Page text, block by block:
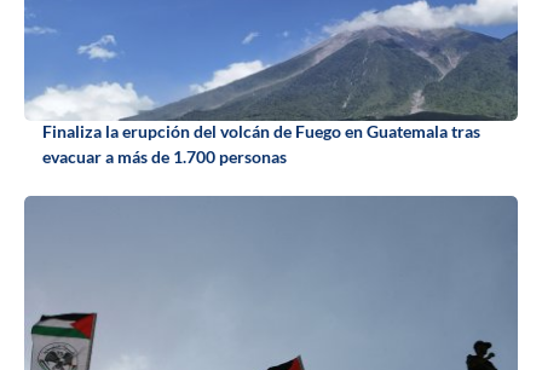
Finaliza la erupción del volcán de Fuego en Guatemala tras
evacuar a más de 1.700 personas